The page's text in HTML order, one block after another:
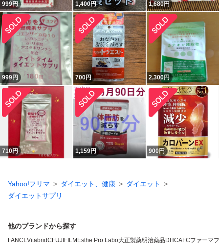
999円 1,400円 1,680円
999円 700円 2,300円
710円 1,159円 900円
Yahoo!フリマ ダイエット、健康
ダイエット
ダイエットサプリ
他のブランドから探す
FANCLVitabridC FUJIFILM Esthe Pro Labo大正製薬明治薬品DHCAFCファーマ